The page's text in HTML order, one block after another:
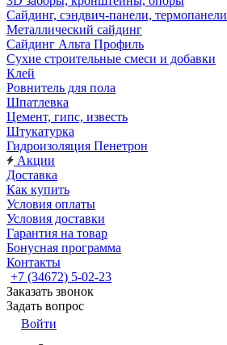
Cайдинг, сэндвич-панели, термопанели
Металлический сайдинг
Сайдинг Альта Профиль
Сухие строительные смеси и добавки
Клей
Ровнитель для пола
Шпатлевка
Цемент, гипс, известь
Штукатурка
Гидроизоляция Пенетрон
Акции
Доставка
Как купить
Условия оплаты
Условия доставки
Гарантия на товар
Бонусная программа
Контакты
+7 (34672) 5-02-23
Заказать звонок
Задать вопрос
Войти